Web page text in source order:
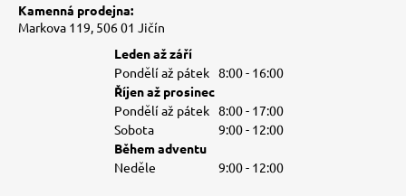
Kamenná prodejna:
Markova 119, 506 01 Jičín
Leden až září
Pondělí až pátek 8:00 - 16:00
Říjen až prosinec
Pondělí až pátek 8:00 - 17:00
Sobota
9:00 - 12:00
Během adventu
Neděle
9:00 - 12:00